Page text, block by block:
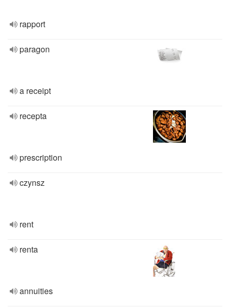
rapport
paragon
a receipt
recepta
prescription
czynsz
rent
renta
annuities